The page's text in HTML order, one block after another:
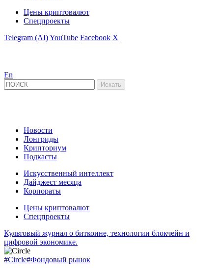
Цены криптовалют
Спецпроекты
Telegram (AI)YouTube Facebook X
En
Новости
Лонгриды
Крипториум
Подкасты
Искусственный интеллект
Дайджест месяца
Корпораты
Цены криптовалют
Спецпроекты
Культовый журнал о биткоине, технологии блокчейн и
цифровой экономике.
#Circle#Фондовый рынок